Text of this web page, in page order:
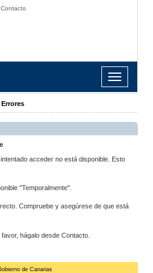
Contacto
Toggle
navigation
acceder no está disponible. Esto
"Temporalmente".
Compruebe y asegúrese de que está
hágalo desde Contacto.
de Canarias